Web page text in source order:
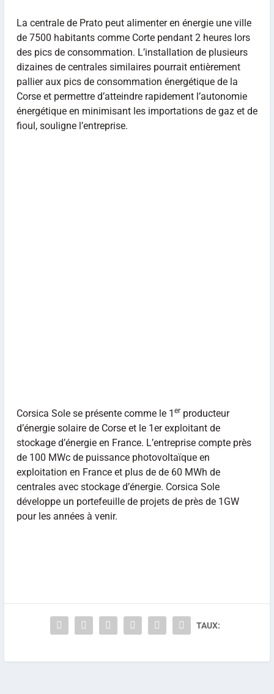
La centrale de Prato peut alimenter en énergie une ville
de 7500 habitants comme Corte pendant 2 heures lors
des pics de consommation. L’installation de plusieurs
dizaines de centrales similaires pourrait entièrement
pallier aux pics de consommation énergétique de la
Corse et permettre d’atteindre rapidement l’autonomie
énergétique en minimisant les importations de gaz et de
fioul, souligne l’entreprise.
Corsica Sole se présente comme le 1 erproducteur
d’énergie solaire de Corse et le 1er exploitant de
stockage d’énergie en France. L’entreprise compte près
de 100 MWc de puissance photovoltaïque en
exploitation en France et plus de de 60 MWh de
centrales avec stockage d’énergie. Corsica Sole
développe un portefeuille de projets de près de 1GW
pour les années à venir.
TAUX: